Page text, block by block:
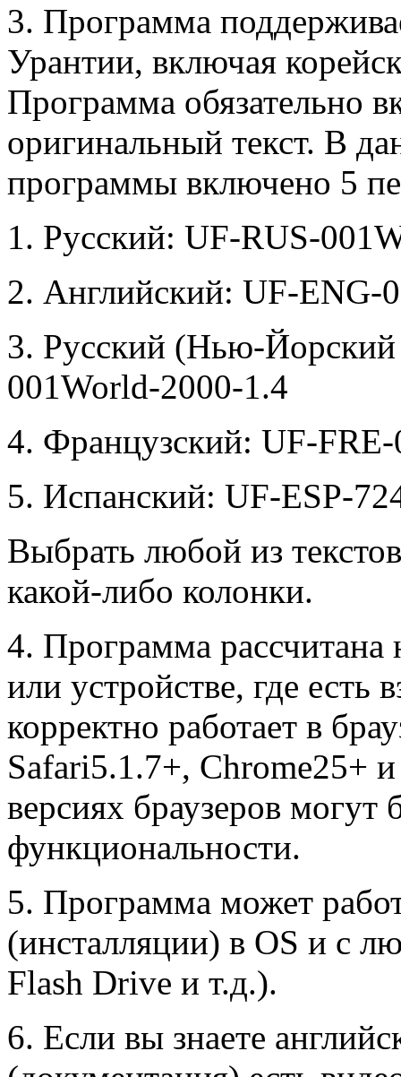
3. Программа
Урантии, включая
Программа обязательно
оригинальный текст. В
программы включено 5
1. Русский: UF-RUS-
2. Английский: UF-ENG-
3. Русский (Нью-
001World-2000-1.4
4. Французский: UF-
5. Испанский: UF-ESP-
Выбрать любой из
какой-либо колонки.
4. Программа
или устройстве, где есть
корректно работает в
Safari5.1.7+, Chrome25+
версиях браузеров
функциональности.
5. Программа может
(инсталляции) в OS и с
Flash Drive и т.д.).
6. Если вы знаете